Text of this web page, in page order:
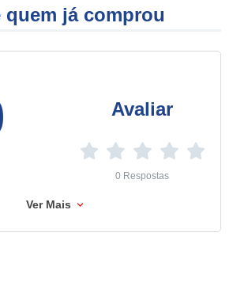
já comprou
Avaliar
0 Respostas
Ver Mais